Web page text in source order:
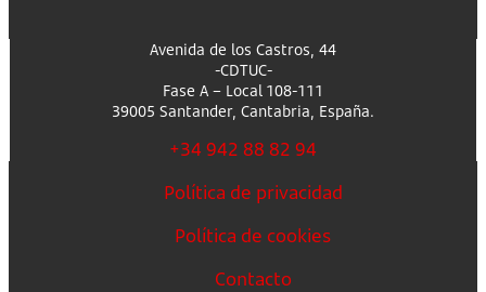
Avenida de los Castros, 44
-CDTUC-
Fase A – Local 108-111
39005 Santander, Cantabria, España.
+34 942 88 82 94
Política de privacidad
Política de cookies
Contacto